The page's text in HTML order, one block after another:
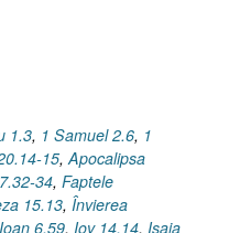
1.3, 1 Samuel 2.6, 1
15, Apocalipsa
34, Faptele
15.13, Învierea
Ioan 6.59, Iov 14.14, Isaia